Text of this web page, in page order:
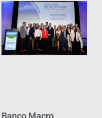
Banco Macro,